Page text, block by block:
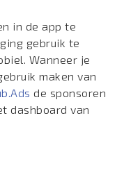
in de app te
gebruik te
Wanneer je
maken van
de sponsoren
dashboard van